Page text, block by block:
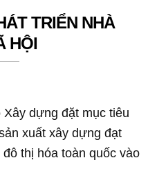
TRIỂN NHÀ
HỘI
dựng đặt mục tiêu
xuất xây dựng đạt
thị hóa toàn quốc vào